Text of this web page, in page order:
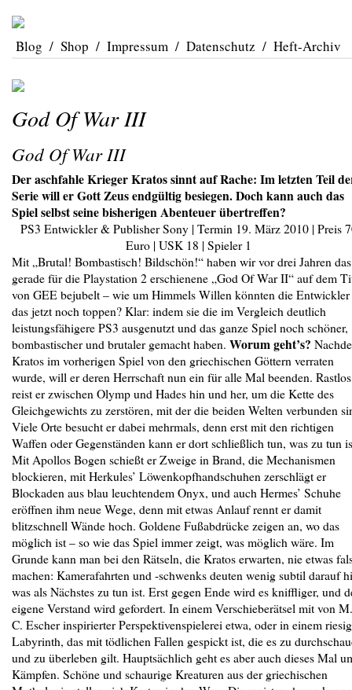
Blog / Shop / Impressum / Datenschutz / Heft-Archiv
God Of War III
God Of War III
Der aschfahle Krieger Kratos sinnt auf Rache: Im letzten Teil
Serie will er Gott Zeus endgültig besiegen. Doch kann auch das
Spiel selbst seine bisherigen Abenteuer übertreffen?
PS3 Entwickler & Publisher Sony | Termin 19. März 2010 | Preis
Euro | USK 18 | Spieler 1
Mit „Brutal! Bombastisch! Bildschön!“ haben wir vor drei Jahren das
gerade für die Playstation 2 erschienene „God Of War II“ auf dem
von GEE bejubelt – wie um Himmels Willen könnten die Entwickler
das jetzt noch toppen? Klar: indem sie die im Vergleich deutlich
leistungsfähigere PS3 ausgenutzt und das ganze Spiel noch schöner,
bombastischer und brutaler gemacht haben. Worum geht’s?
Kratos im vorherigen Spiel von den griechischen Göttern verraten
wurde, will er deren Herrschaft nun ein für alle Mal beenden. Rastlos
reist er zwischen Olymp und Hades hin und her, um die Kette des
Gleichgewichts zu zerstören, mit der die beiden Welten verbunden
Viele Orte besucht er dabei mehrmals, denn erst mit den richtigen
Waffen oder Gegenständen kann er dort schließlich tun, was zu tun
Mit Apollos Bogen schießt er Zweige in Brand, die Mechanismen
blockieren, mit Herkules’ Löwenkopfhandschuhen zerschlägt er
Blockaden aus blau leuchtendem Onyx, und auch Hermes’ Schuhe
eröffnen ihm neue Wege, denn mit etwas Anlauf rennt er damit
blitzschnell Wände hoch. Goldene Fußabdrücke zeigen an, wo das
möglich ist – so wie das Spiel immer zeigt, was möglich wäre. Im
Grunde kann man bei den Rätseln, die Kratos erwarten, nie etwas
machen: Kamerafahrten und -schwenks deuten wenig subtil darauf
was als Nächstes zu tun ist. Erst gegen Ende wird es kniffliger, und
eigene Verstand wird gefordert. In einem Verschieberätsel mit von
C. Escher inspirierter Perspektivenspielerei etwa, oder in einem
Labyrinth, das mit tödlichen Fallen gespickt ist, die es zu
und zu überleben gilt. Hauptsächlich geht es aber auch dieses Mal
Kämpfen. Schöne und schaurige Kreaturen aus der griechischen